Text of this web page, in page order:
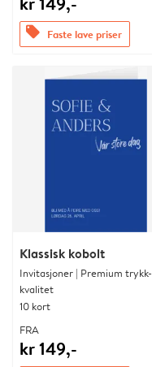
offers Faste lave priser
Klassisk kobolt
Invitasjoner | Premium trykk-
kvalitet
10 kort
FRA
kr 149,-